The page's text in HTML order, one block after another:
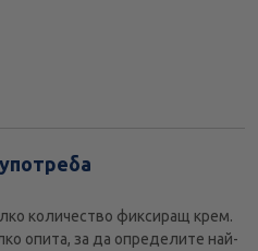
количество фиксиращ крем.
опита, за да определите най-